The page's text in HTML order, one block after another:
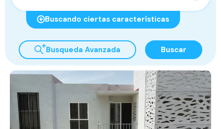
Buscando ciertas características
Busqueda Avanzada Buscar